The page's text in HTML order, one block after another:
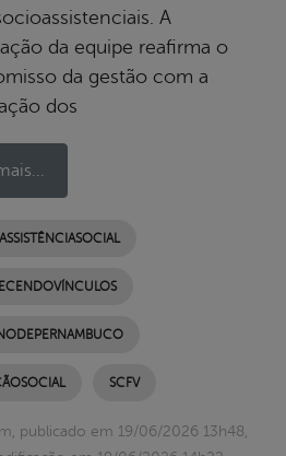
A
da equipe reafirma o
da gestão com a
dos
ASSISTÊNCIASOCIAL
SCFV
publicado em 19/06/2026 13h48,